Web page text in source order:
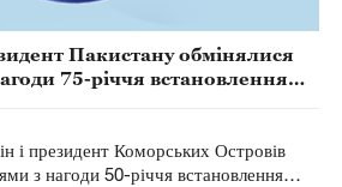
Пакистану обмінялися
75-річчя встановлення
і президент Коморських Островів
з нагоди 50-річчя встановлення